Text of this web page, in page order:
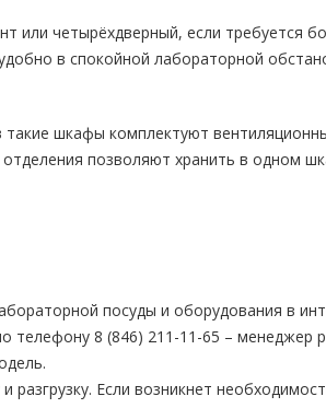
или четырёхдверный, если требуется
в спокойной лабораторной
такие шкафы комплектуют
позволяют хранить в одном
посуды и оборудования в
телефону 8 (846) 211-11-65 – менеджер
разгрузку. Если возникнет